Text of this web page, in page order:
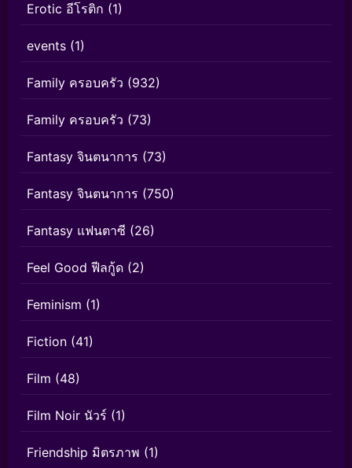
Erotic อีโรติก (1)
events (1)
Family ครอบครัว (932)
Family ครอบครัว (73)
Fantasy จินตนาการ (73)
Fantasy จินตนาการ (750)
Fantasy แฟนตาซี (26)
Feel Good ฟีลกู้ด (2)
Feminism (1)
Fiction (41)
Film (48)
Film Noir นัวร์ (1)
Friendship มิตรภาพ (1)